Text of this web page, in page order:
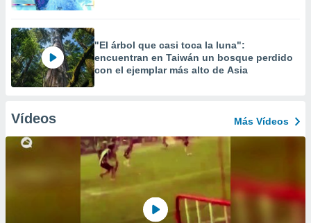
"El árbol que casi toca la luna":
encuentran en Taiwán un bosque perdido
con el ejemplar más alto de Asia
Vídeos Más Vídeos